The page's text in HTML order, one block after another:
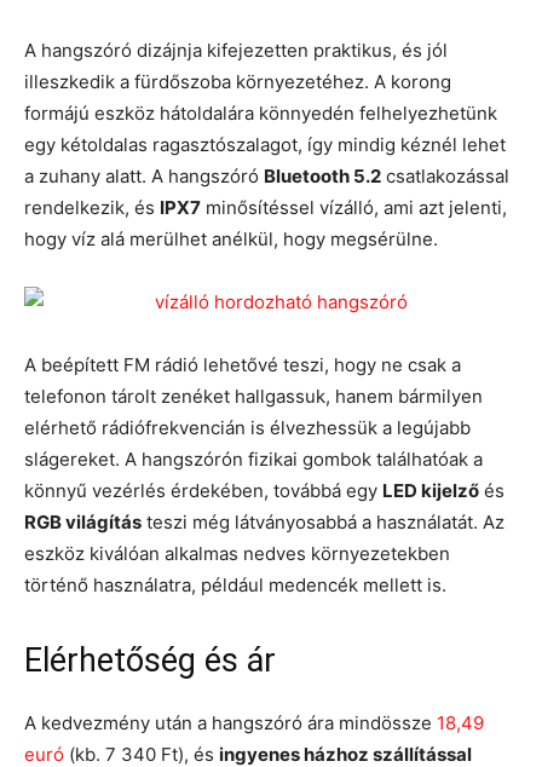
A hangszóró dizájnja kifejezetten praktikus, és jól
illeszkedik a fürdőszoba környezetéhez. A korong
formájú eszköz hátoldalára könnyedén felhelyezhetünk
egy kétoldalas ragasztószalagot, így mindig kéznél lehet
a zuhany alatt. A hangszóró Bluetooth 5.2 csatlakozással
rendelkezik, és IPX7 minősítéssel vízálló, ami azt jelenti,
hogy víz alá merülhet anélkül, hogy megsérülne.
A beépített FM rádió lehetővé teszi, hogy ne csak a
telefonon tárolt zenéket hallgassuk, hanem bármilyen
elérhető rádiófrekvencián is élvezhessük a legújabb
slágereket. A hangszórón fizikai gombok találhatóak a
könnyű vezérlés érdekében, továbbá egy LED kijelző és
RGB világítás teszi még látványosabbá a használatát. Az
eszköz kiválóan alkalmas nedves környezetekben
történő használatra, például medencék mellett is.
Elérhetőség és ár
A kedvezmény után a hangszóró ára mindössze 18,49
euró (kb. 7 340 Ft), és ingyenes házhoz szállítással